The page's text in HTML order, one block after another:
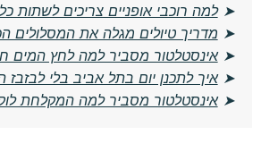
➤למה רוכבי אופניים צריכים לשתות כל 15 דקות
➤ מדריך טיולים מגלה את המסלולים
➤אינסטלטור מסביר למה לחץ המים
➤איך לתכנן יום בתל אביב בלי לבזבז
➤אינסטלטור מסביר למה המקלחת